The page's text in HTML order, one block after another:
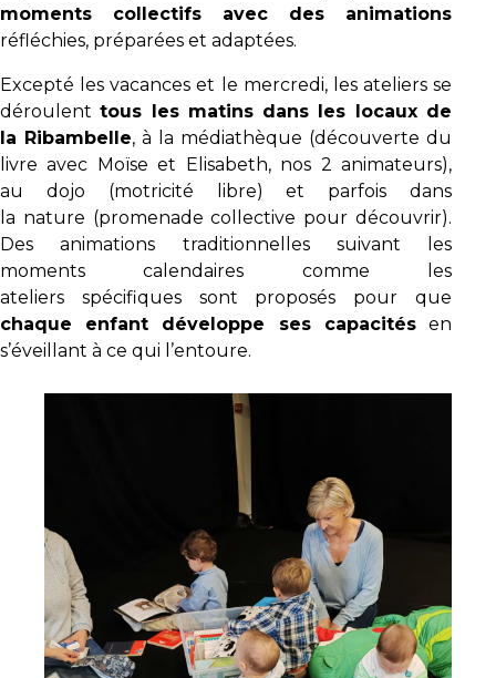
moments collectifs avec des animations
réfléchies, préparées et adaptées.
Excepté les vacances et le mercredi, les ateliers se
déroulenttous les matins dans les locaux de
la Ribambelle, à la médiathèque (découverte du
livre avec Moïse et Elisabeth, nos 2 animateurs),
au dojo (motricité libre) et parfois dans
la nature (promenade collective pour découvrir).
Des animations traditionnelles suivant les
moments calendaires comme les
ateliers spécifiques sont proposés pour que
chaque enfant développe ses capacitésen
s’éveillant à ce qui l’entoure.